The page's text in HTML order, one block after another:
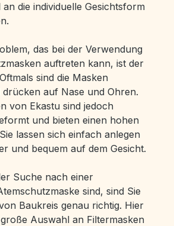
die individuelle Gesichtsform
das bei der Verwendung
auftreten kann, ist der
sind die Masken
auf Nase und Ohren.
von Ekastu sind jedoch
und bieten einen hohen
lassen sich einfach anlegen
und bequem auf dem Gesicht.
Suche nach einer
sind, sind Sie
Baukreis genau richtig. Hier
Auswahl an Filtermasken